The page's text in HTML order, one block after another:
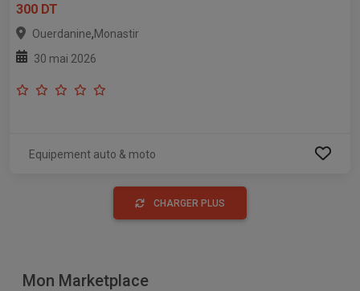
300 DT
Ouerdanine,Monastir
30 mai 2026
Equipement auto & moto
CHARGER PLUS
Mon Marketplace